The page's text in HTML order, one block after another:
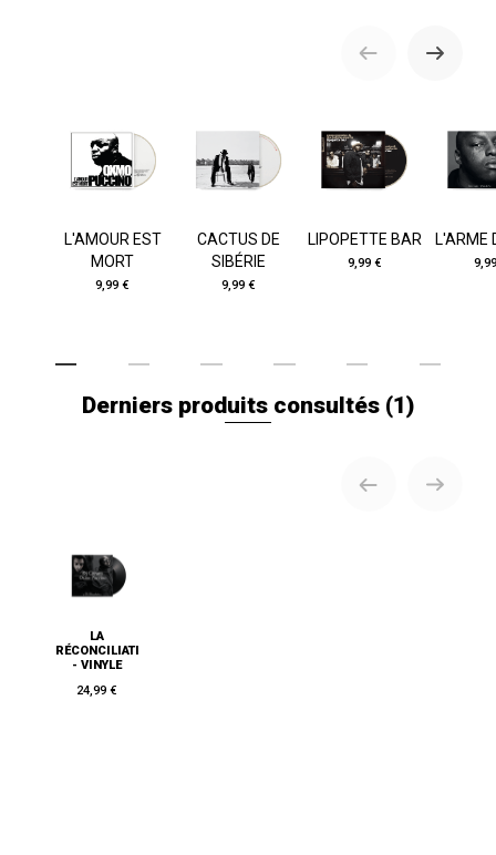
L'AMOUR EST
MORT
9,99 €
CACTUS DE
SIBÉRIE
9,99 €
LIPOPETTE BAR
9,99 €
L'ARME
Derniers produits consultés (1)
LA
RÉCONCILIATION
- VINYLE
24,99 €